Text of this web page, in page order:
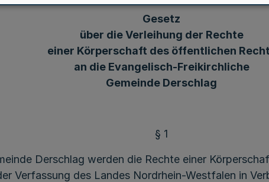
Gesetz
über die Verleihung der Rechte
einer Körperschaft des öffentlichen
an die Evangelisch-Freikirchliche
Gemeinde Derschlag
§ 1
Derschlag werden die Rechte einer
Verfassung des Landes Nordrhein-Westfalen in